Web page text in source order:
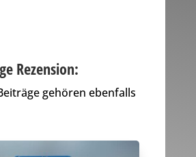
Rezension:
gehören ebenfalls